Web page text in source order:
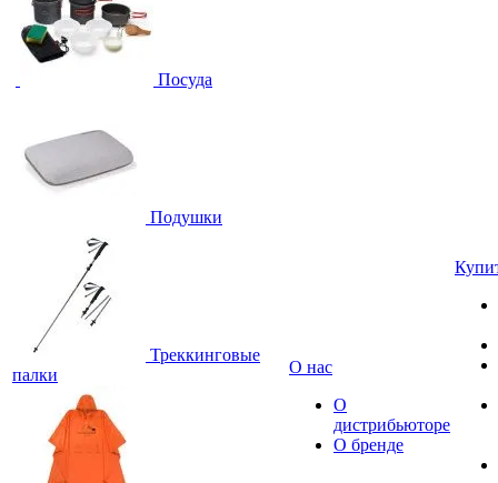
Посуда
Подушки
Треккинговые
палки
О нас
О
дистрибьюторе
О бренде